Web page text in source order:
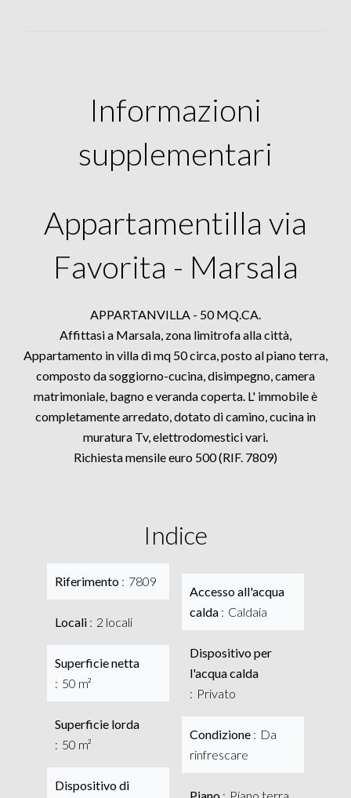
Informazioni
supplementari
Appartamentilla via
Favorita - Marsala
APPARTANVILLA - 50 MQ.CA.
Affittasi a Marsala, zona limitrofa alla città,
Appartamento in villa di mq 50 circa, posto al piano terra,
composto da soggiorno-cucina, disimpegno, camera
matrimoniale, bagno e veranda coperta. L' immobile è
completamente arredato, dotato di camino, cucina in
muratura Tv, elettrodomestici vari.
Richiesta mensile euro 500 (RIF. 7809)
Indice
Riferimento 7809
Locali 2 locali
Superficie netta
50 m²
Superficie lorda
50 m²
Dispositivo di
Accesso all'acqua
calda
Caldaia
Dispositivo per
l'acqua calda
Privato
Condizione
Da
rinfrescare